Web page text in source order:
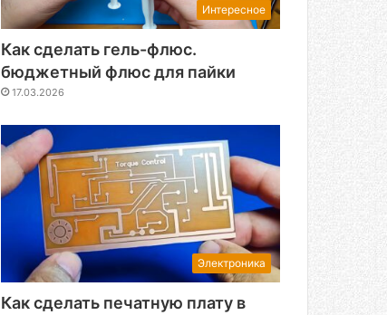
Интересное
Как сделать гель-флюс.
бюджетный флюс для пайки
17.03.2026
Электроника
Как сделать печатную плату в